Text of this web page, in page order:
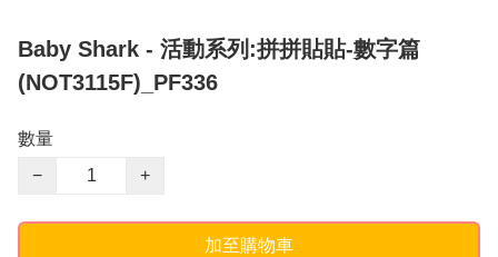
Baby Shark - 活動系列:拼拼貼貼-數字篇
(NOT3115F)_PF336
數量
−
+
加至購物車